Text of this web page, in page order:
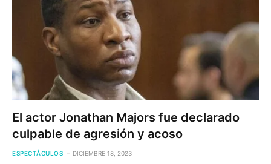
El actor Jonathan Majors fue declarado
culpable de agresión y acoso
ESPECTÁCULOS DICIEMBRE 18, 2023